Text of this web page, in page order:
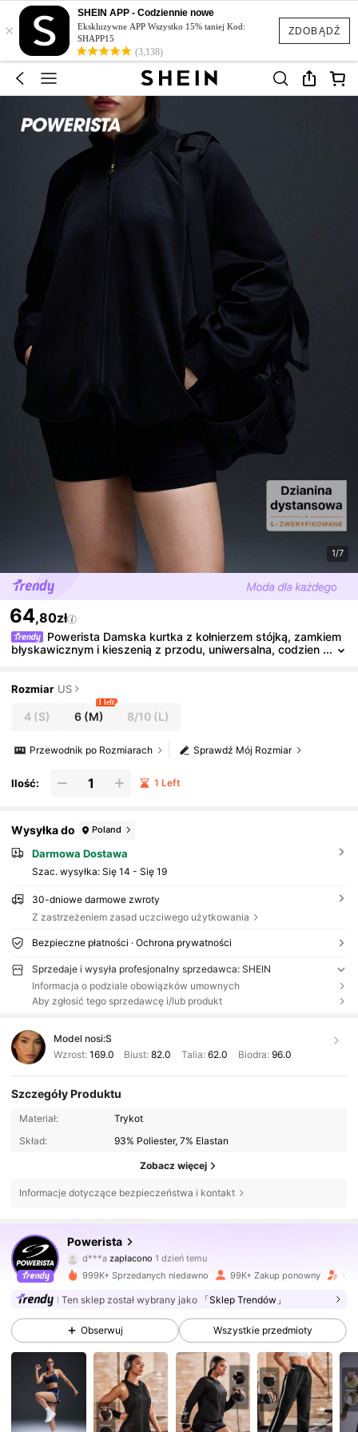
ZDOBĄDŹ
×
SHEIN APP - Codziennie nowe
Ekskluzywne APP Wszystko 15% taniej Kod:
SHAPP15
(3,138)
1/7
64,80zł
Powerista Damska kurtka z kołnierzem stójką, zamkiem
błyskawicznym i kieszenią z przodu, uniwersalna, codzien
Rozmiar US
4 (S) 6 (M)
1 left
8/10(L)
Sprawdź Mój Rozmiar
Przewodnik po Rozmiarach
Ilość: 1 Left
Wysyłka do Poland
Darmowa Dostawa
Szac. wysyłka: Się 14 - Się 19
30-dniowe darmowe zwroty
Z zastrzeżeniem zasad uczciwego użytkowania
Bezpieczne płatności · Ochrona prywatności
Sprzedaje i wysyła profesjonalny sprzedawca: SHEIN
Informacja o podziale obowiązków umownych
Aby zgłosić tego sprzedawcę i/lub produkt
Model nosi:S
Wzrost: 169.0 Biust:82.0 Talia: 62.0 Biodra: 96.0
Szczegóły Produktu
Materiał:
Trykot
Skład:
93% Poliester, 7% Elastan
Zobacz więcej
Informacje dotyczące bezpieczeństwa i kontakt
Powerista
d***azapłacono
Y***azaobserwował(-a)10 minut(y) temu
4,86 358K Obserwujący
4,86 358K Obserwujący
999K+ Sprzedanych niedawno 99K+ Zakup ponowny
Ten sklep został wybrany jako 「Sklep Trendów」
Obserwuj Wszystkie przedmioty